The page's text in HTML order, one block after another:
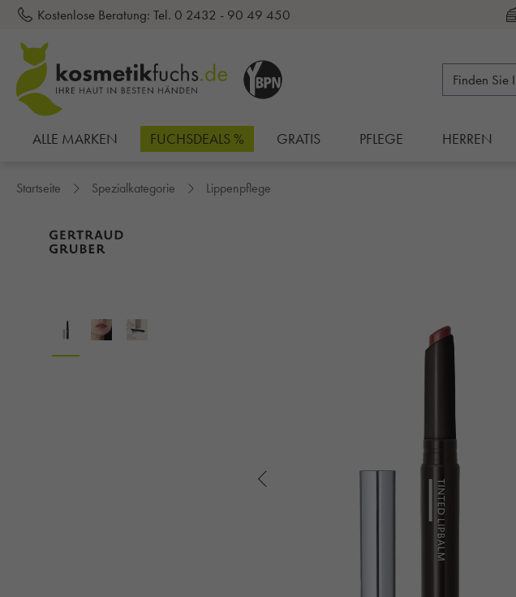
springen
Kostenlose Beratung: Tel. 0 2432 - 90 49 450
ALLE MARKEN FUCHSDEALS % GRATIS PFLEGE HERREN
Startseite Spezialkategorie Lippenpflege